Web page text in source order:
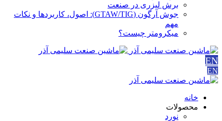
برش لیزری در صنعت
جوش آرگون (GTAW/TIG): اصول، کاربردها و نکات
مهم
میکرومتر چیست؟
EN
EN
خانه
محصولات
نورد